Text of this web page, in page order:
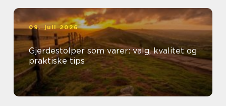
09. juli 2026
Gjerdestolper som varer: valg, kvalitet og
praktiske tips